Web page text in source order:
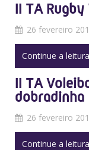
II TA Rugby
26 fevereiro
Continue a leitura
II TA
dobradinha
26 fevereiro
Continue a leitura